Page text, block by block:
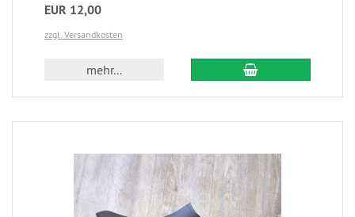
EUR 12,00
zzgl. Versandkosten
mehr...